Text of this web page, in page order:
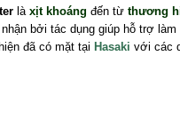
là xịt khoáng đến từ thương
bởi tác dụng giúp hỗ trợ
đã có mặt tại Hasaki với các